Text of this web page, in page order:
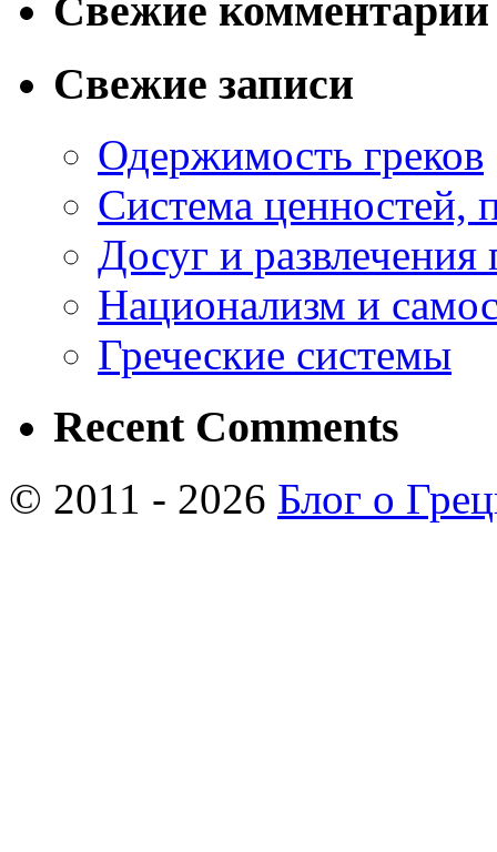
Свежие комментарии
Свежие записи
Одержимость греков
Система ценностей,
Досуг и развлечения
Национализм и
Греческие системы
Recent Comments
© 2011 - 2026 Блог о